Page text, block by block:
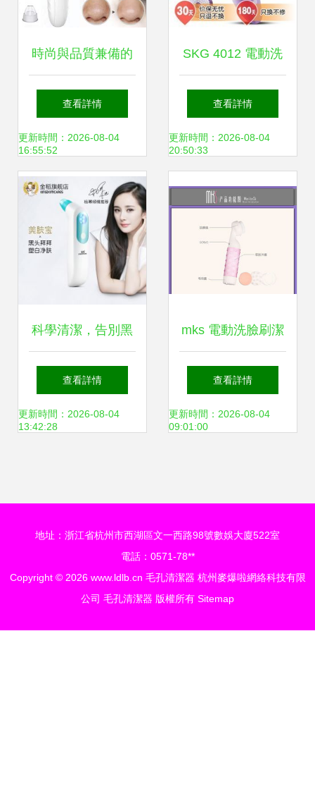
時尚與品質兼備的
毛孔清潔神器——
AIibaba主題吸氣面
罩，重塑清透美肌
查看詳情
更新時間：2026-08-04
16:55:52
SKG 4012 電動洗
臉刷潔面儀深度評
測 毛孔清潔神器還
查看詳情
更新時間：2026-08-04
20:50:33
科學清潔，告別黑
頭——金稻吸黑頭
儀深度體驗
查看詳情
更新時間：2026-08-04
13:42:28
mks 電動洗臉刷潔
面儀 nv8238 深層
清潔，呵護毛孔的
查看詳情
更新時間：2026-08-04
09:01:00
地址：浙江省杭州市西湖區文一西路98號數娛大廈522室
電話：0571-78**
Copyright © 2026 www.ldlb.cn 毛孔清潔器 杭州麥爆啦網絡科技有限
公司 毛孔清潔器 版權所有 Sitemap